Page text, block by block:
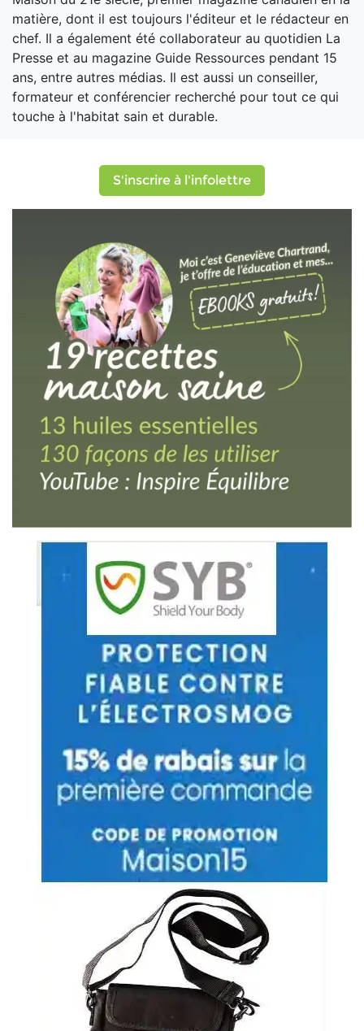
matière, dont il est toujours l'éditeur et le rédacteur en
chef. Il a également été collaborateur au quotidien La
Presse et au magazine Guide Ressources pendant 15
ans, entre autres médias. Il est aussi un conseiller,
formateur et conférencier recherché pour tout ce qui
touche à l'habitat sain et durable.
S'inscrire à l'infolettre